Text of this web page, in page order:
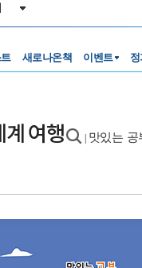
새로나온책 이벤트
계 여행 맛있는 공